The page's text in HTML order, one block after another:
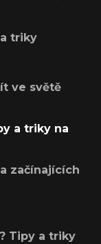
triky
ve světě
a triky na
začínajících
Tipy a triky